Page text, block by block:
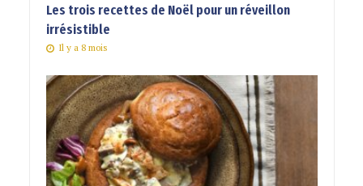
Les trois recettes de Noël pour un réveillon
irrésistible
Il y a 8 mois